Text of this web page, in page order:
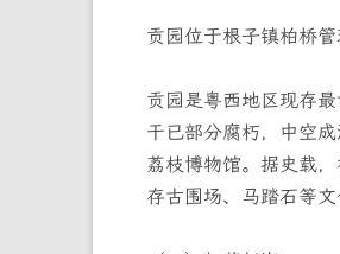
贡园位于根子镇柏桥
贡园是粤西地区现存
干已部分腐朽，中空
荔枝博物馆。据史载
存古围场、马踏石等